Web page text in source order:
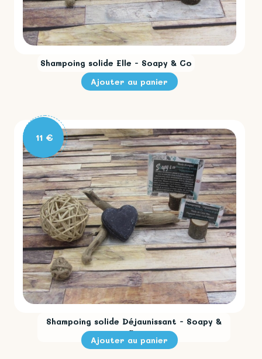
Shampoing solide Elle - Soapy & Co
11 €
Shampoing solide Déjaunissant - Soapy &
Co